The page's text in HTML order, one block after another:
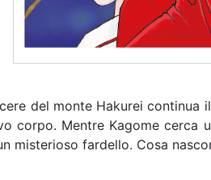
del monte Hakurei
corpo. Mentre Kagome cerca
misterioso fardello. Cosa